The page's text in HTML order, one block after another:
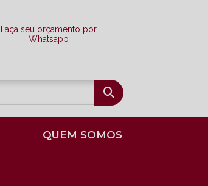
Faça seu orçamento por
Whatsapp
QUEM SOMOS